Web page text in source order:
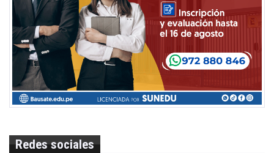
Redes sociales